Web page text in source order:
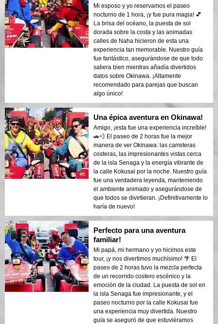
Mi esposo y yo reservamos el paseo
nocturno de 1 hora, ¡y fue pura magia! 💕
La brisa del océano, la puesta de sol
dorada sobre la costa y las animadas
calles de Naha hicieron de esta una
experiencia tan memorable. Nuestro guía
fue fantástico, asegurándose de que todo
saliera bien mientras añadía divertidos
datos sobre Okinawa. ¡Altamente
recomendado para parejas que buscan
algo único!
Una épica aventura en Okinawa!
Amigo, ¡esta fue una experiencia increíble!
🚗💨 El paseo de 2 horas fue la mejor
manera de ver Okinawa: las carreteras
costeras, las impresionantes vistas cerca
de la isla Senaga y la energía vibrante de
la calle Kokusai por la noche. Nuestro guía
fue una verdadera leyenda, manteniendo
el ambiente animado y asegurándose de
que todos se divirtieran. ¡Definitivamente lo
haría de nuevo!
Perfecto para una aventura
familiar!
Mi papá, mi hermano y yo hicimos este
tour, ¡y nos divertimos muchísimo! 🌴 El
paseo de 2 horas tuvo la mezcla perfecta
de un recorrido costero escénico y la
emoción de la ciudad. La puesta de sol en
la isla Senaga fue impresionante, y el
paseo nocturno por la calle Kokusai fue
una experiencia muy divertida. Nuestro
guía se aseguró de que estuviéramos